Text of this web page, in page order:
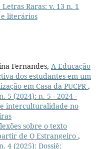
Letras Raras: v. 13 n. 1
e literários
Fernandes, A Educação
dos estudantes em um
em Casa da PUCPR,
5 (2024): n. 5 - 2024 -
interculturalidade no
sobre o texto
de O Estrangeiro ,
4 (2025): Dossiê: